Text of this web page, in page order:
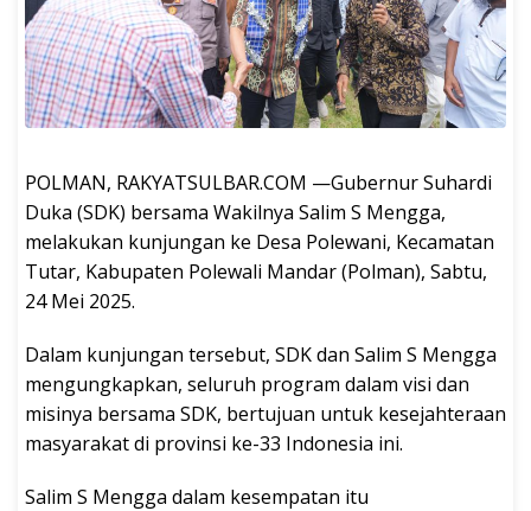
POLMAN, RAKYATSULBAR.COM —Gubernur Suhardi
Duka (SDK) bersama Wakilnya Salim S Mengga,
melakukan kunjungan ke Desa Polewani, Kecamatan
Tutar, Kabupaten Polewali Mandar (Polman), Sabtu,
24 Mei 2025.
Dalam kunjungan tersebut, SDK dan Salim S Mengga
mengungkapkan, seluruh program dalam visi dan
misinya bersama SDK, bertujuan untuk kesejahteraan
masyarakat di provinsi ke-33 Indonesia ini.
Salim S Mengga dalam kesempatan itu